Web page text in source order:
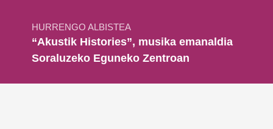
HURRENGO ALBISTEA
“Akustik Histories”, musika emanaldia
Soraluzeko Eguneko Zentroan